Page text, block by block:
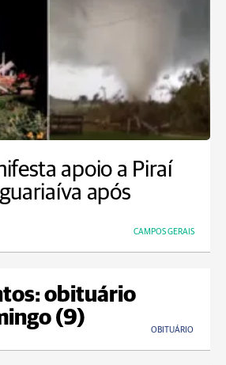
apoio a Piraí
após
CAMPOS GERAIS
obituário
(9)
OBITUÁRIO